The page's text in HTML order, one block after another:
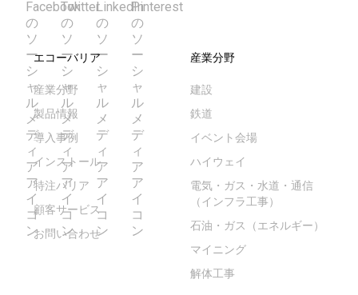
エコーバリア
産業分野
製品情報
導入事例
インストール
特注バリア
顧客サービス
お問い合わせ
産業分野
建設
鉄道
イベント会場
ハイウェイ
電気・ガス・水道・通信
（インフラ工事）
石油・ガス（エネルギー）
マイニング
解体工事